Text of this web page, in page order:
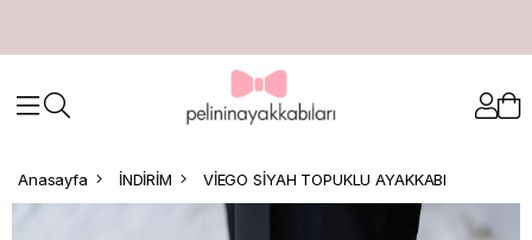
Anasayfa İNDİRİM VİEGO SİYAH TOPUKLU AYAKKABI